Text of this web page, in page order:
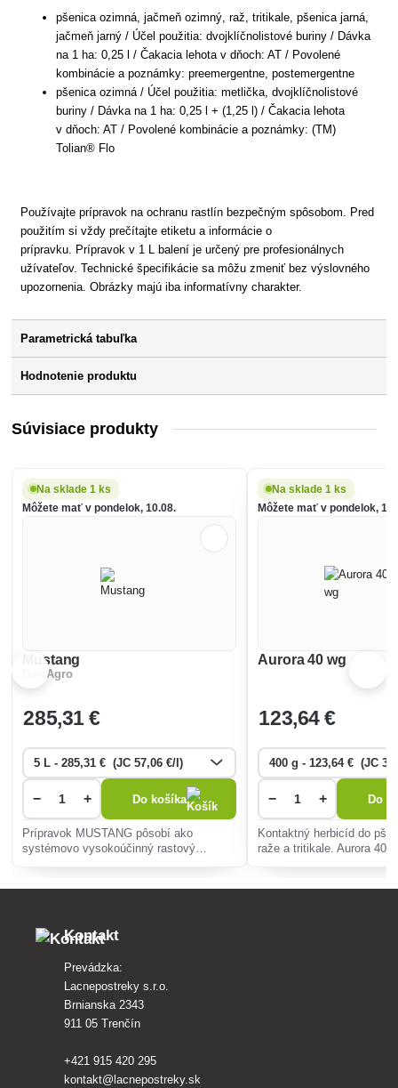
pšenica ozimná, jačmeň ozimný, raž, tritikale, pšenica jarná,
jačmeň jarný / Účel použitia: dvojklíčnolistové buriny / Dávka
na 1 ha: 0,25 l / Čakacia lehota v dňoch: AT / Povolené
kombinácie a poznámky: preemergentne, postemergentne
pšenica ozimná / Účel použitia: metlička, dvojklíčnolistové
buriny / Dávka na 1 ha: 0,25 l + (1,25 l) / Čakacia lehota
v dňoch: AT / Povolené kombinácie a poznámky: (TM)
Tolian® Flo
Používajte prípravok na ochranu rastlín bezpečným spôsobom. Pred
použitím si vždy prečítajte etiketu a informácie o
prípravku. Prípravok v 1 L balení je určený pre profesionálnych
užívateľov. Technické špecifikácie sa môžu zmeniť bez výslovného
upozornenia. Obrázky majú iba informatívny charakter.
Parametrická tabuľka
Hodnotenie produktu
Súvisiace produkty
Na sklade 1 ks
Môžete mať v pondelok, 10.08.
Mustang
DowAgro
285,31 €
− + Do košíka
Prípravok MUSTANG pôsobí ako
systémovo vysokoúčinný rastový
Na sklade 1 ks
Môžete mať v pondelok,
Aurora 40 wg
123,64 €
− + Do
Kontaktný herbicíd do
raže a tritikale. Aurora 40
Kontakt
Prevádzka:
Lacnepostreky s.r.o.
Brnianska 2343
911 05 Trenčín
+421 915 420 295
kontakt@lacnepostreky.sk